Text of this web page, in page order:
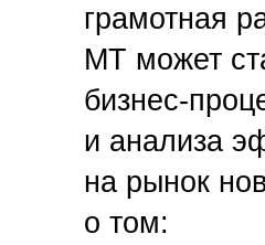
грамотная
МТ может
бизнес-
и анализа
на рынок
о том: